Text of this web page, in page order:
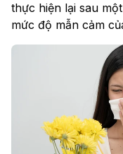
thực hiện lại sau
mức độ mẫn cảm